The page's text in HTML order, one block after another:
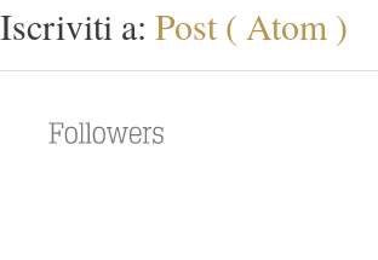
Iscriviti a: Post ( Atom )